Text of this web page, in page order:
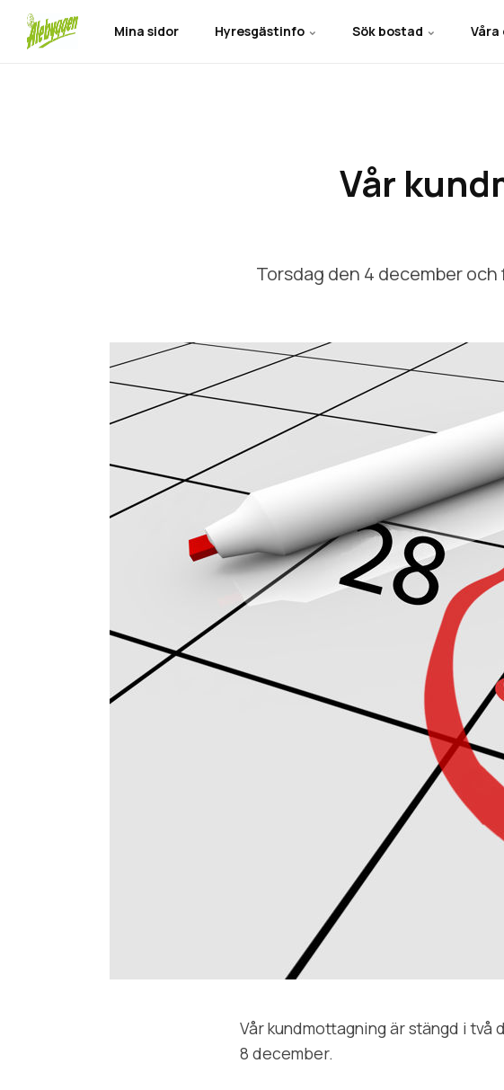
Mina sidor Hyresgästinfo Sök bostad Våra
Vår
Torsdag den 4 december
Vår kundmottagning är stängd i två
8 december.